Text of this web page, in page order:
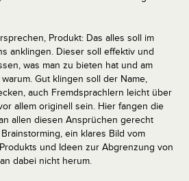
Produkt: Das alles soll im
anklingen. Dieser soll effektiv und
was man zu bieten hat und am
Gut klingen soll der Name,
auch Fremdsprachlern leicht über
allem originell sein. Hier fangen die
allen diesen Ansprüchen gerecht
ein klares Bild vom
und Ideen zur Abgrenzung von
dabei nicht herum.